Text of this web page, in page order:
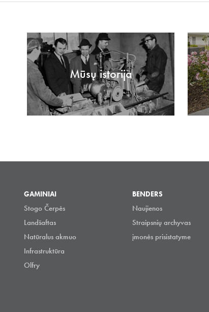
Mūsų istorija
GAMINIAI
Stogo Čerpės
Landšaftas
Natūralus akmuo
Infrastruktūra
Olfry
BENDERS
Naujienos
Straipsnių archyvas
įmonės prisistatyme